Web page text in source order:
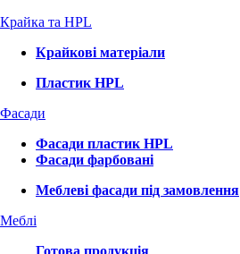
Крайка та HPL
Крайкові матеріали
Пластик HPL
Фасади
Фасади пластик HPL
Фасади фарбовані
Меблеві фасади під замовлення
Меблі
Готова продукція